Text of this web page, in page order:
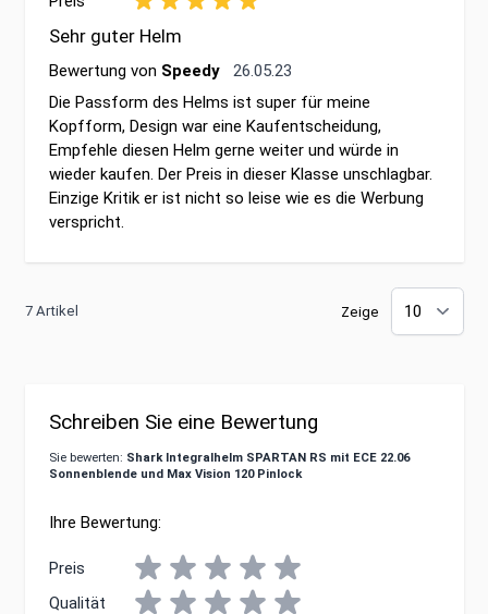
Sehr guter Helm
Bewertung von Speedy 26. Mai 2023
26.05.23
Die Passform des Helms ist super für meine
Kopfform, Design war eine Kaufentscheidung,
Empfehle diesen Helm gerne weiter und würde in
wieder kaufen. Der Preis in dieser Klasse unschlagbar.
Einzige Kritik er ist nicht so leise wie es die Werbung
verspricht.
7 Artikel Zeige
Schreiben Sie eine Bewertung
Sie bewerten: Shark Integralhelm SPARTAN RS mit ECE 22.06
Sonnenblende und Max Vision 120 Pinlock
Ihre Bewertung:
Preis
Qualität